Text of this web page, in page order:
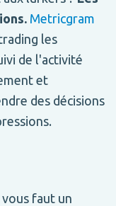
Metricgram
les
de l'activité
et
des décisions
faut un